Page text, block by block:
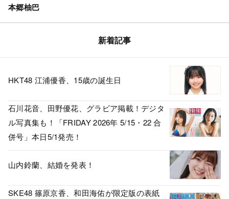
本郷柚巴
新着記事
HKT48 江浦優香、15歳の誕生日
石川花音、田野優花、グラビア掲載！デジタ
ル写真集も！「FRIDAY 2026年 5/15・22 合
併号」本日5/1発売！
山内鈴蘭、結婚を発表！
SKE48 篠原京香、和田海佑が限定版の表紙